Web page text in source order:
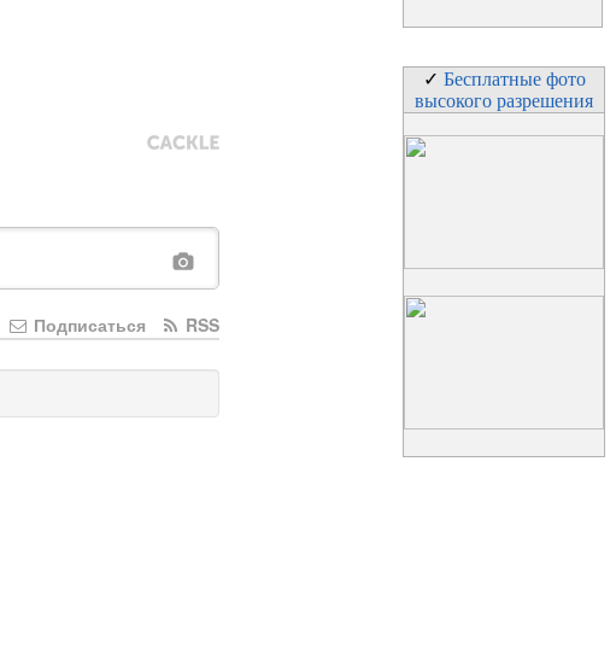
RSS
Подписаться
✓ Бесплатные фото
высокого разрешения